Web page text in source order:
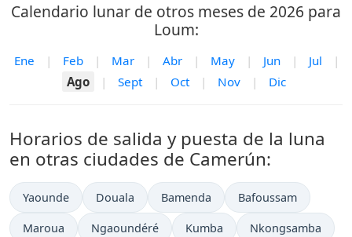
Calendario lunar de otros meses de 2026 para
Loum:
Ene | Feb | Mar | Abr | May | Jun | Jul
|
Ago
| Sept | Oct | Nov | Dic
Horarios de salida y puesta de la luna
en otras ciudades de Camerún:
Yaounde Douala Bamenda Bafoussam
Maroua Ngaoundéré Kumba Nkongsamba